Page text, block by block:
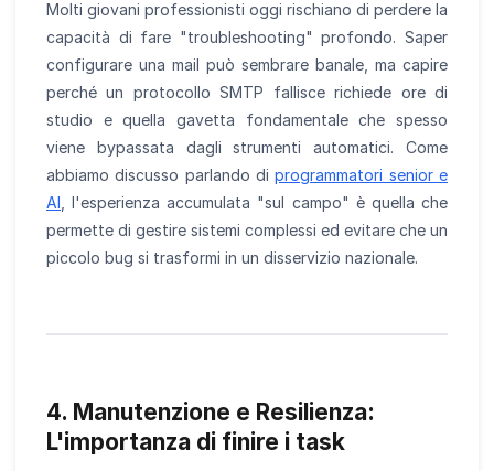
Molti giovani professionisti oggi rischiano di perdere la
capacità di fare "troubleshooting" profondo. Saper
configurare una mail può sembrare banale, ma capire
perché un protocollo SMTP fallisce richiede ore di
studio e quella gavetta fondamentale che spesso
viene bypassata dagli strumenti automatici. Come
abbiamo discusso parlando diprogrammatori senior e
AI , l'esperienza accumulata "sul campo" è quella che
permette di gestire sistemi complessi ed evitare che un
piccolo bug si trasformi in un disservizio nazionale.
4. Manutenzione e Resilienza:
L'importanza di finire i task